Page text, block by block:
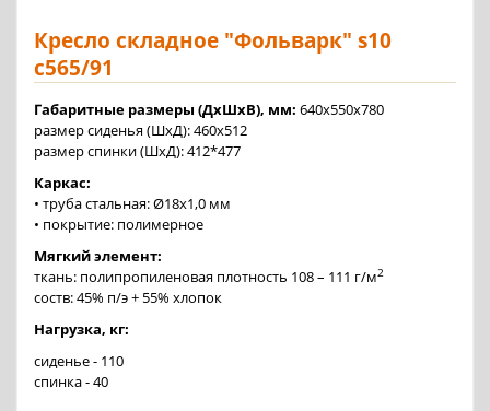
Кресло складное "Фольварк" s10
с565/91
Габаритные размеры (ДхШхВ), мм: 640х550х780
размер сиденья (ШхД): 460х512
размер спинки (ШхД): 412*477
Каркас:
• труба стальная: Ø18х1,0 мм
• покрытие: полимерное
Мягкий элемент:
ткань: полипропиленовая плотность 108 – 111 г/м2
соств: 45% п/э + 55% хлопок
Нагрузка, кг:
сиденье - 110
спинка - 40